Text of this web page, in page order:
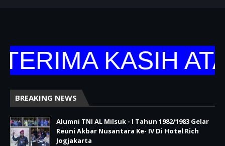
KASIH
BREAKING NEWS
Alumni TNI AL Milsuk - I Tahun 1982/1983 Gelar
Reuni Akbar Nusantara Ke- IV Di Hotel Rich
Jogjakarta